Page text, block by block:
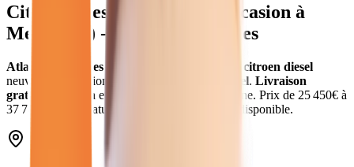
Citroen Diesel neuves et d'occasion à
Melun
) - Atlas Automobiles
Atlas Automobiles
citroen diesel
neuves et d'occasion
diesel. Livraison
gratuite à
Melun et dans toute la Seine-et-Marne. Prix de 25 450€ à
37 780
€. Essai gratuit, garantie et financement disponible.